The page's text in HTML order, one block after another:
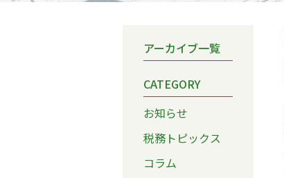
アーカイブ一覧
CATEGORY
お知らせ
税務トピックス
コラム